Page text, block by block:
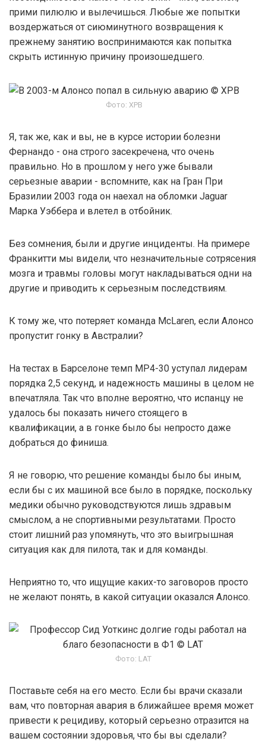
прими пилюлю и вылечишься. Любые же попытки
воздержаться от сиюминутного возвращения к
прежнему занятию воспринимаются как попытка
скрыть истинную причину произошедшего.
Фото: XPB
Я, так же, как и вы, не в курсе истории болезни
Фернандо - она строго засекречена, что очень
правильно. Но в прошлом у него уже бывали
серьезные аварии - вспомните, как на Гран При
Бразилии 2003 года он наехал на обломки Jaguar
Марка Уэббера и влетел в отбойник.
Без сомнения, были и другие инциденты. На примере
Франкитти мы видели, что незначительные сотрясения
мозга и травмы головы могут накладываться одни на
другие и приводить к серьезным последствиям.
К тому же, что потеряет команда McLaren, если Алонсо
пропустит гонку в Австралии?
На тестах в Барселоне темп MP4-30 уступал лидерам
порядка 2,5 секунд, и надежность машины в целом не
впечатляла. Так что вполне вероятно, что испанцу не
удалось бы показать ничего стоящего в
квалификации, а в гонке было бы непросто даже
добраться до финиша.
Я не говорю, что решение команды было бы иным,
если бы с их машиной все было в порядке, поскольку
медики обычно руководствуются лишь здравым
смыслом, а не спортивными результатами. Просто
стоит лишний раз упомянуть, что это выигрышная
ситуация как для пилота, так и для команды.
Неприятно то, что ищущие каких-то заговоров просто
не желают понять, в какой ситуации оказался Алонсо.
Фото: LAT
Поставьте себя на его место. Если бы врачи сказали
вам, что повторная авария в ближайшее время может
привести к рецидиву, который серьезно отразится на
вашем состоянии здоровья, что бы вы сделали?